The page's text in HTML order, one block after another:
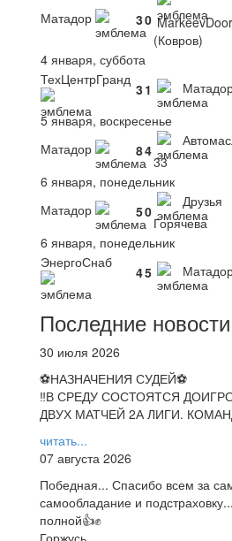
Матадор 30
(Ковров)
4 января, суббота
ТехЦентрГранд
31
5 января, воскресенье
Матадор
84
33
6 января, понедельник
Матадор
50
Друзья
Горячева
6 января, понедельник
ЭнергоСнаб
45
Последние новости
30 июля 2026
⚽НАЗНАЧЕНИЯ СУДЕЙ⚽
‼В СРЕДУ СОСТОЯТСЯ
ДВУХ МАТЧЕЙ 2А ЛИГИ.
читать...
07 августа 2026
Победная... Спасибо всем за
самообладание и
полной👍✊
Горжусь